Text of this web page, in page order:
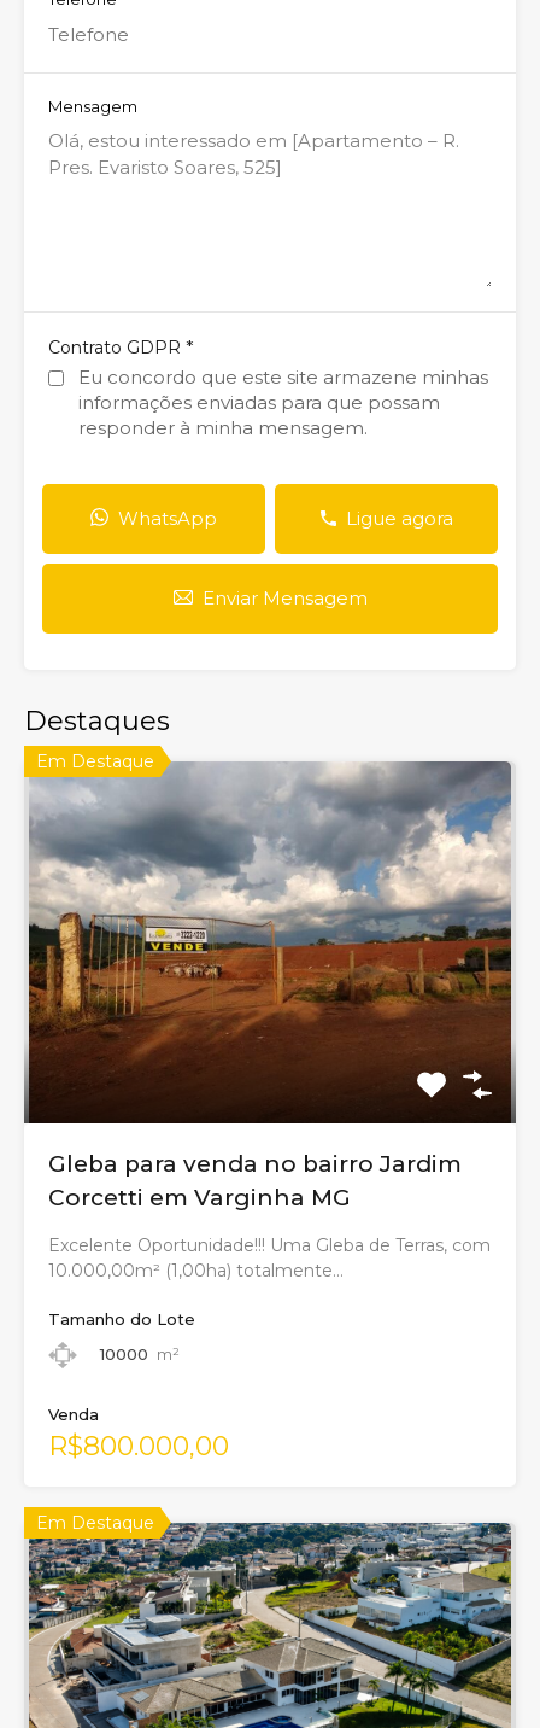
Mensagem
Contrato GDPR *
Eu concordo que este site armazene minhas
informações enviadas para que possam
responder à minha mensagem.
WhatsApp Ligue agora
Enviar Mensagem
Destaques
Em Destaque
Gleba para venda no bairro Jardim
Corcetti em Varginha MG
Excelente Oportunidade!!! Uma Gleba de Terras, com
10.000,00m² (1,00ha) totalmente…
Tamanho do Lote
10000 m²
Venda
R$800.000,00
Em Destaque